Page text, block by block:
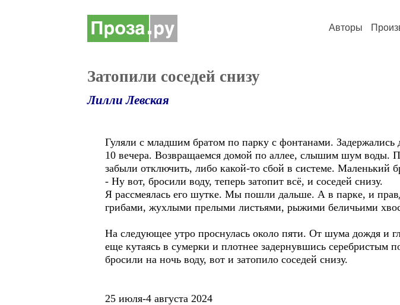
Авторы
Затопили соседей снизу
Лилли Левская
Гуляли с младшим братом по парку с фонтанами.
10 вечера. Возвращаемся домой по аллее, слышим шум воды.
забыли отключить, либо какой-то сбой в системе. Маленький
- Ну вот, бросили воду, теперь затопит всё, и соседей снизу.
Я рассмеялась его шутке. Мы пошли дальше. А в парке, и
грибами, жухлыми прелыми листьями, рыжими беличьими
На следующее утро проснулась около пяти. От шума дождя и
еще кутаясь в сумерки и плотнее задернувшись
бросили на ночь воду, вот и затопило соседей снизу.
25 июля-4 августа 2024